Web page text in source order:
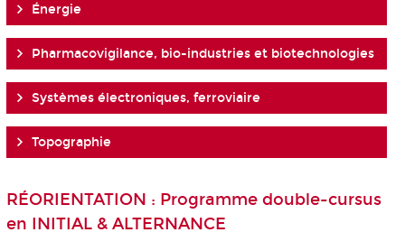
Énergie
Pharmacovigilance, bio-industries et biotechnologies
Systèmes électroniques, ferroviaire
Topographie
RÉORIENTATION : Programme double-cursus
en INITIAL & ALTERNANCE